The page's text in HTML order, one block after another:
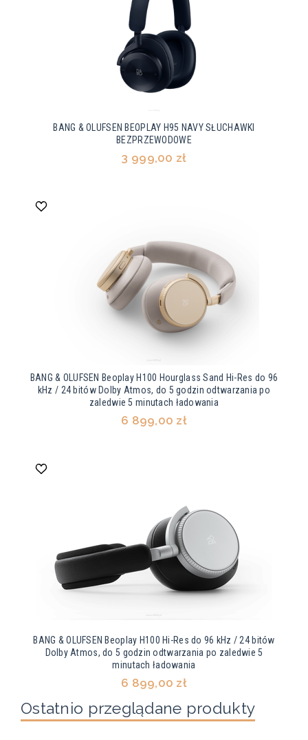
BANG & OLUFSEN BEOPLAY H95 NAVY SŁUCHAWKI
BEZPRZEWODOWE
3 999,00 zł
BANG & OLUFSEN Beoplay H100 Hourglass Sand Hi-Res do 96
kHz / 24 bitów Dolby Atmos, do 5 godzin odtwarzania po
zaledwie 5 minutach ładowania
6 899,00 zł
BANG & OLUFSEN Beoplay H100 Hi-Res do 96 kHz / 24 bitów
Dolby Atmos, do 5 godzin odtwarzania po zaledwie 5
minutach ładowania
6 899,00 zł
Ostatnio przeglądane produkty